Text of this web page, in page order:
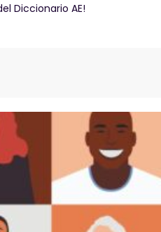
Diccionario AE!